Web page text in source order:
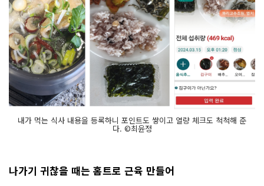
내가 먹는 식사 내용을 등록하니 포인트도 쌓이고 열량 체크도 척척해 준
다. ©최윤정
나가기 귀찮을 때는 홈트로 근육 만들어